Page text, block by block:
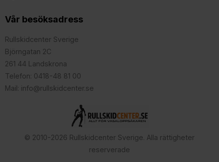
Vår besöksadress
Rullskidcenter Sverige
Björngatan 2C
261 44 Landskrona
Telefon: 0418-48 81 00
Mail: info@rullskidcenter.se
© 2010-2026 Rullskidcenter Sverige. Alla rättigheter
reserverade